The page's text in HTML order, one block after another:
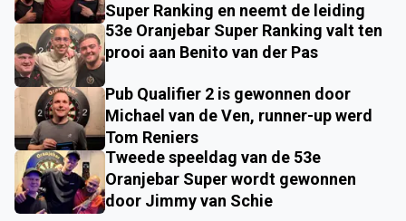
Super Ranking en neemt de leiding
53e Oranjebar Super Ranking valt ten
prooi aan Benito van der Pas
Pub Qualifier 2 is gewonnen door
Michael van de Ven, runner-up werd
Tom Reniers
Tweede speeldag van de 53e
Oranjebar Super wordt gewonnen
door Jimmy van Schie